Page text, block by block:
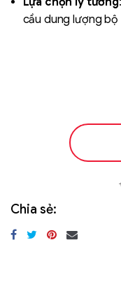
cầu dung lượng bộ
Chia sẻ:
Liên hệ